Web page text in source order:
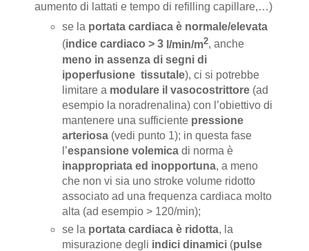
aumento di lattati e tempo di refilling capillare,…)
se la portata cardiaca è normale/elevata
(indice cardiaco > 3 l/min/m2, anche
meno in assenza di segni di
ipoperfusione tissutale), ci si potrebbe
limitare a modulare il vasocostrittore(ad
esempio la noradrenalina) con l’obiettivo di
mantenere una sufficiente pressione
arteriosa(vedi punto 1); in questa fase
l’espansione volemicadi norma è
inappropriata ed inopportuna, a meno
che non vi sia uno stroke volume ridotto
associato ad una frequenza cardiaca molto
alta (ad esempio > 120/min);
se la portata cardiaca è ridotta, la
misurazione degli indici dinamici(pulse